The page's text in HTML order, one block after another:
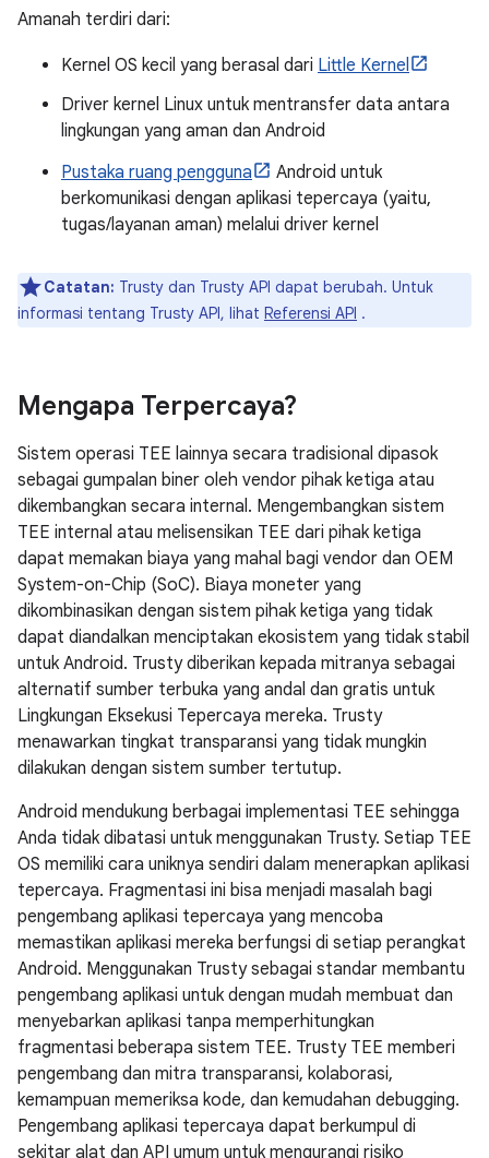
Amanah terdiri dari:
Kernel OS kecil yang berasal dari Little Kernel
Driver kernel Linux untuk mentransfer data antara
lingkungan yang aman dan Android
Pustaka ruang pengguna
Android untuk
berkomunikasi dengan aplikasi tepercaya (yaitu,
tugas/layanan aman) melalui driver kernel
Catatan: Trusty dan Trusty API dapat berubah. Untuk
informasi tentang Trusty API, lihat Referensi API .
Mengapa Terpercaya?
Sistem operasi TEE lainnya secara tradisional dipasok
sebagai gumpalan biner oleh vendor pihak ketiga atau
dikembangkan secara internal. Mengembangkan sistem
TEE internal atau melisensikan TEE dari pihak ketiga
dapat memakan biaya yang mahal bagi vendor dan OEM
System-on-Chip (SoC). Biaya moneter yang
dikombinasikan dengan sistem pihak ketiga yang tidak
dapat diandalkan menciptakan ekosistem yang tidak stabil
untuk Android. Trusty diberikan kepada mitranya sebagai
alternatif sumber terbuka yang andal dan gratis untuk
Lingkungan Eksekusi Tepercaya mereka. Trusty
menawarkan tingkat transparansi yang tidak mungkin
dilakukan dengan sistem sumber tertutup.
Android mendukung berbagai implementasi TEE sehingga
Anda tidak dibatasi untuk menggunakan Trusty. Setiap TEE
OS memiliki cara uniknya sendiri dalam menerapkan aplikasi
tepercaya. Fragmentasi ini bisa menjadi masalah bagi
pengembang aplikasi tepercaya yang mencoba
memastikan aplikasi mereka berfungsi di setiap perangkat
Android. Menggunakan Trusty sebagai standar membantu
pengembang aplikasi untuk dengan mudah membuat dan
menyebarkan aplikasi tanpa memperhitungkan
fragmentasi beberapa sistem TEE. Trusty TEE memberi
pengembang dan mitra transparansi, kolaborasi,
kemampuan memeriksa kode, dan kemudahan debugging.
Pengembang aplikasi tepercaya dapat berkumpul di
sekitar alat dan API umum untuk mengurangi risiko